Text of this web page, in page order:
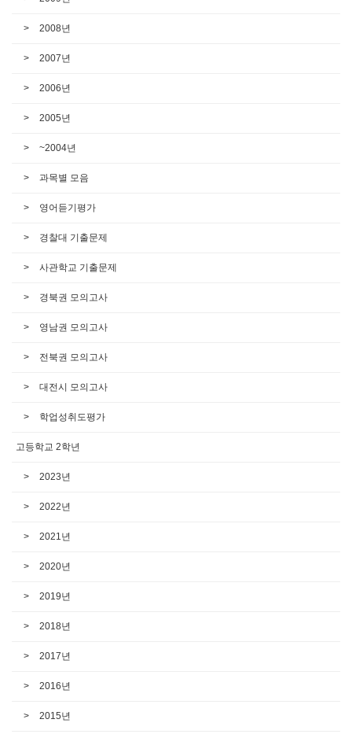
2008년
2007년
2006년
2005년
~2004년
과목별 모음
영어듣기평가
경찰대 기출문제
사관학교 기출문제
경북권 모의고사
영남권 모의고사
전북권 모의고사
대전시 모의고사
학업성취도평가
고등학교 2학년
2023년
2022년
2021년
2020년
2019년
2018년
2017년
2016년
2015년